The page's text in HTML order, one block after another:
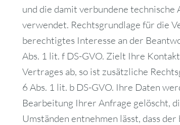
und die damit verbundene
verwendet. Rechtsgrundlage für die
berechtigtes Interesse an der
Abs. 1 lit. f DS-GVO. Zielt Ihre
Vertrages ab, so ist zusätzliche
6 Abs. 1 lit. b DS-GVO. Ihre Daten
Bearbeitung Ihrer Anfrage gelöscht,
Umständen entnehmen lässt, dass